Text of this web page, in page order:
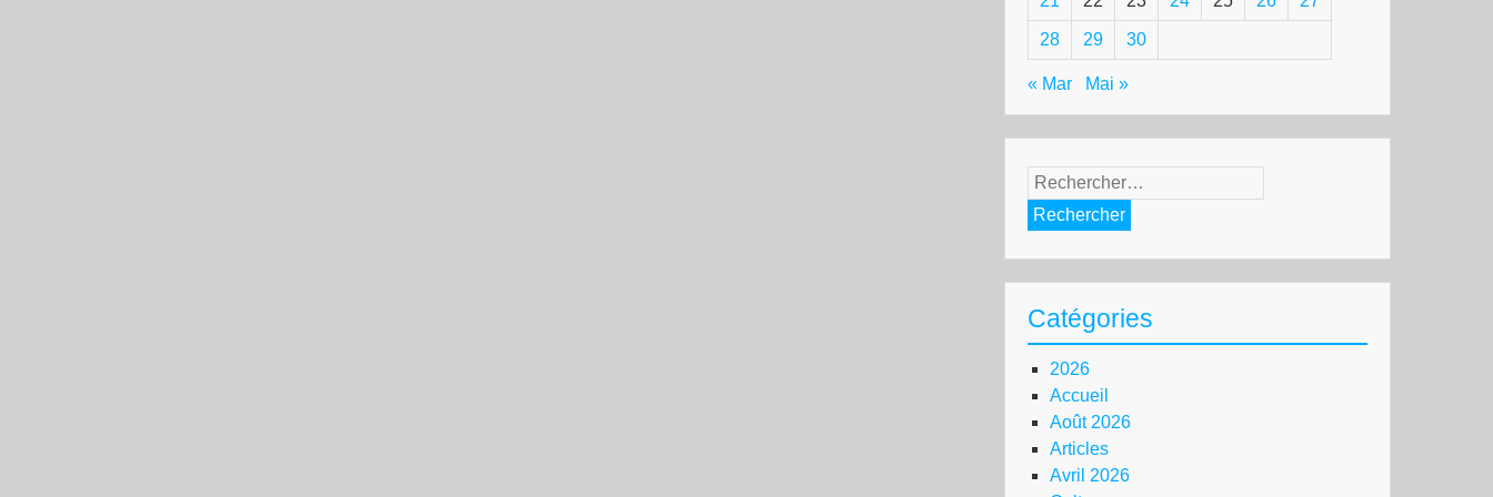
28 29 30
« Mar Mai »
Rechercher :
Catégories
2026
Accueil
Août 2026
Articles
Avril 2026